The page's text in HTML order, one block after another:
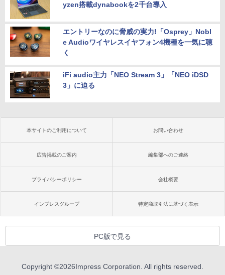
yzen搭載dynabookを2千台導入
エントリーなのに脅威の実力!「Osprey」Nobl
e Audioワイヤレスイヤフォン4機種を一気に聴
く
iFi audio主力「NEO Stream 3」「NEO iDSD
3」に迫る
本サイトのご利用について お問い合わせ
広告掲載のご案内 編集部へのご連絡
プライバシーポリシー 会社概要
インプレスグループ 特定商取引法に基づく表示
PC版で見る
Copyright ©2026Impress Corporation. All rights reserved.